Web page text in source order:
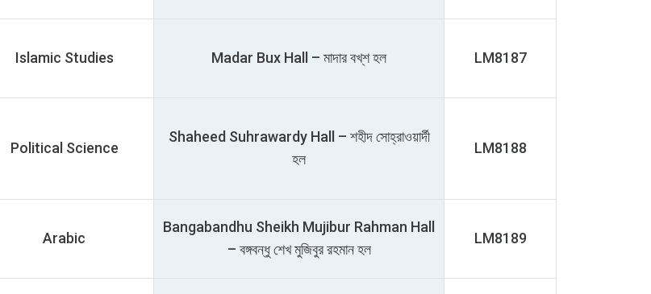
Islamic Studies Madar Bux Hall – মাদার বখ্‌শ হল LM8187
Political Science
Shaheed Suhrawardy Hall – শহীদ সোহ্‌রাওয়ার্দী
হল
LM8188
Arabic
Bangabandhu Sheikh Mujibur Rahman Hall
– বঙ্গবন্ধু শেখ মুজিবুর রহমান হল
LM8189